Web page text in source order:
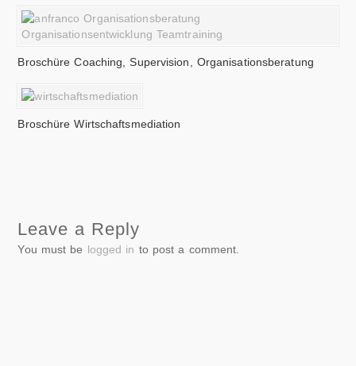
Broschüre Coaching, Supervision, Organisationsberatung
Broschüre Wirtschaftsmediation
Leave a Reply
You must be logged in to post a comment.